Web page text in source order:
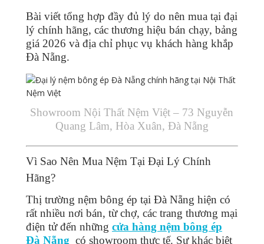
Bài viết tổng hợp đầy đủ lý do nên mua tại đại
lý chính hãng, các thương hiệu bán chạy, bảng
giá 2026 và địa chỉ phục vụ khách hàng khắp
Đà Nẵng.
Showroom Nội Thất Nệm Việt – 73 Nguyễn
Quang Lâm, Hòa Xuân, Đà Nẵng
Vì Sao Nên Mua Nệm Tại Đại Lý Chính
Hãng?
Thị trường nệm bông ép tại Đà Nẵng hiện có
rất nhiều nơi bán, từ chợ, các trang thương mại
điện tử đến những cửa hàng nệm bông ép
Đà Nẵng có showroom thực tế. Sự khác biệt